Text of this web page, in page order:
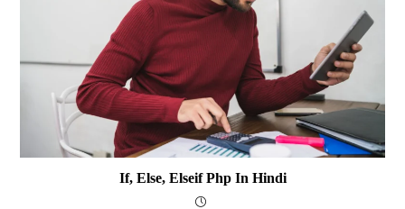
If, Else, Elseif Php In Hindi